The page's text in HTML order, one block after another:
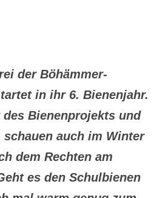
der Böhämmer-
in ihr 6. Bienenjahr.
Bienenprojekts und
schauen auch im Winter
dem Rechten am
es den Schulbienen